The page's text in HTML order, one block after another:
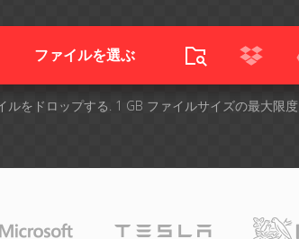
ファイルを選ぶ
ルをドロップする. 1 GB ファイルサイズの最大限